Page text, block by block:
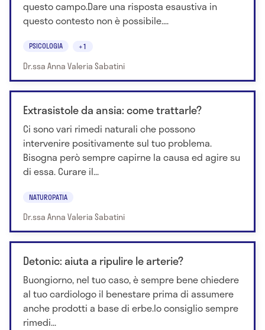
questo campo.Dare una risposta esaustiva in
questo contesto non è possibile....
PSICOLOGIA +1
Dr.ssa Anna Valeria Sabatini
Extrasistole da ansia: come trattarle?
Ci sono vari rimedi naturali che possono
intervenire positivamente sul tuo problema.
Bisogna però sempre capirne la causa ed agire su
di essa. Curare il...
NATUROPATIA
Dr.ssa Anna Valeria Sabatini
Detonic: aiuta a ripulire le arterie?
Buongiorno, nel tuo caso, è sempre bene chiedere
al tuo cardiologo il benestare prima di assumere
anche prodotti a base di erbe.Io consiglio sempre
rimedi...